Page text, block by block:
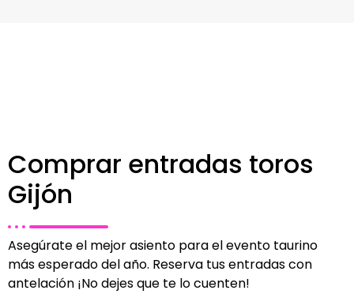
Comprar entradas toros
Gijón
Asegúrate el mejor asiento para el evento taurino
más esperado del año. Reserva tus entradas con
antelación ¡No dejes que te lo cuenten!